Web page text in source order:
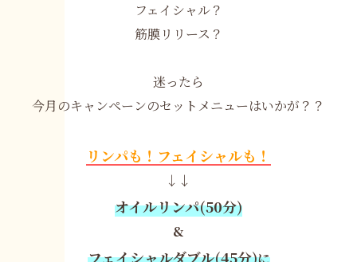
フェイシャル？
筋膜リリース？
迷ったら
今月のキャンペーンのセットメニューはいかが？？
リンパも！フェイシャルも！
↓↓
オイルリンパ(50分)
&
フェイシャルダブル(45分)